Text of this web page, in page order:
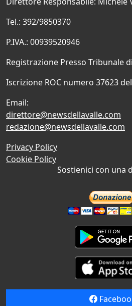
Tel.: 392/9850370
P.IVA.: 00939520946
Registrazione Presso Tribunale
Iscrizione ROC numero 37623
Email:
direttore@newsdellavalle.com
redazione@newsdellavalle.com
Privacy Policy
Cookie Policy
Sostienici con una